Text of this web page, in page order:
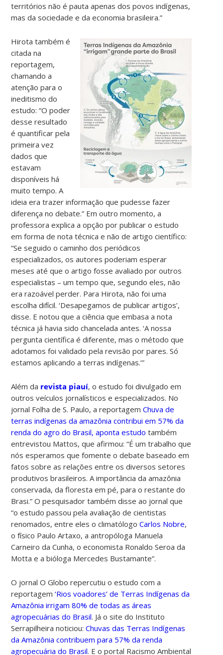
territórios não é pauta apenas dos povos indígenas,
mas da sociedade e da economia brasileira.”
Hirota também é
citada na
reportagem,
chamando a
atenção para o
ineditismo do
estudo: “O poder
desse resultado
é quantificar pela
primeira vez
dados que
estavam
disponíveis há
muito tempo.A
ideia era trazer informação que pudesse fazer
diferença no debate.” Em outro momento, a
professora explica a opção por publicar o estudo
em forma de nota técnica e não de artigo científico:
“Se seguido o caminho dos periódicos
especializados, os autores poderiam esperar
meses até que o artigo fosse avaliado por outros
especialistas – um tempo que, segundo eles, não
era razoável perder. Para Hirota, não foi uma
escolha difícil. ‘Desapegamos de publicar artigos’,
disse. E notou que a ciência que embasa a nota
técnica já havia sido chancelada antes. ‘A nossa
pergunta científica é diferente, mas o método que
adotamos foi validado pela revisão por pares. Só
estamos aplicando a terras indígenas.’”
Além da revista piauí, o estudo foi divulgado em
outros veículos jornalísticos e especializados. No
jornal Folha de S. Paulo, a reportagemChuva de
terras indígenas da amazônia contribui em 57% da
renda do agro do Brasil, aponta estudo também
entrevistou Mattos, que afirmou: “É um trabalho que
nós esperamos que fomente o debate baseado em
fatos sobre as relações entre os diversos setores
produtivos brasileiros. A importância da amazônia
conservada, da floresta em pé, para o restante do
Brasi.” O pesquisador também disse ao jornal que
“o estudo passou pela avaliação de cientistas
renomados, entre eles o climatólogoCarlos Nobre,
o físico Paulo Artaxo, a antropóloga Manuela
Carneiro da Cunha, o economista Ronaldo Seroa da
Motta e a bióloga Mercedes Bustamante”.
O jornal O Globo repercutiu o estudo com a
reportagem‘Rios voadores’ de Terras Indígenas da
Amazônia irrigam 80% de todas as áreas
agropecuárias do Brasil. Já o site do Instituto
Serrapilheira noticiou:Chuvas das Terras Indígenas
da Amazônia contribuem para 57% da renda
agropecuária do Brasil. E o portal Racismo Ambiental